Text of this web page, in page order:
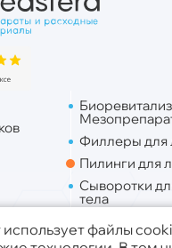
Филлеры для
Пилинги для
Сыворотки
тела
Липо. для лица
Липо. для тела
файлы